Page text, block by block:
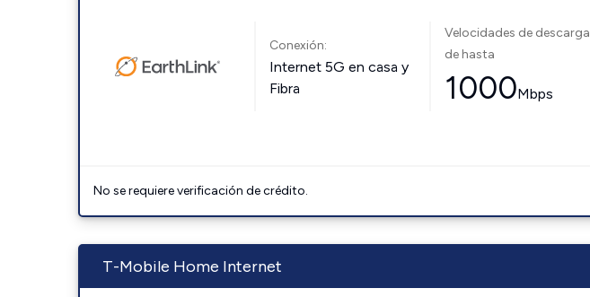
Conexión:
Internet 5G en casa y
Fibra
Velocidades de descarga
de hasta
1000Mbps
No se requiere verificación de crédito.
T-Mobile Home Internet